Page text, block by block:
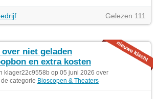
Gelezen 111
niet geladen
en extra kosten
klager22c9558b op 05 juni 2026 over
categorie Bioscopen & Theaters